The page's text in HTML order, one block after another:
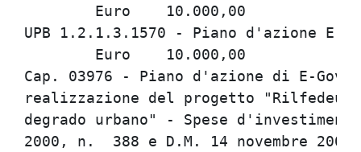
UPB 1.2.1.3.1570 - Piano d'azione E-
Cap. 03976 - Piano d'azione di E-
realizzazione del progetto
degrado urbano" - Spese
2000, n.  388 e D.M. 14 novembre